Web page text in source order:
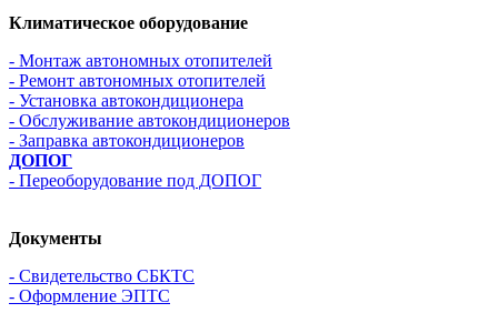
Климатическое оборудование
- Монтаж автономных отопителей
- Ремонт автономных отопителей
- Установка автокондиционера
- Обслуживание автокондиционеров
- Заправка автокондиционеров
ДОПОГ
- Переоборудование под ДОПОГ
Документы
- Свидетельство СБКТС
- Оформление ЭПТС